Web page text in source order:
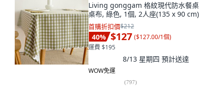
Living gonggam 格紋現代防水餐桌
桌布, 綠色, 1個, 2人座(135 x 90 cm)
首購折扣價$212
40% $127 ($127.00/1個)
運費 $195
8/13 星期四 預計送達
WOW免運
(797)